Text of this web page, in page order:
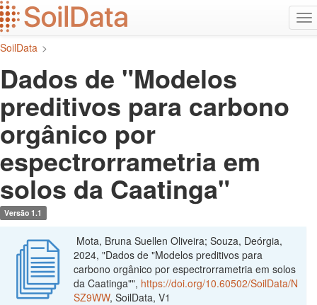
Ir
para
o
conteúdo
SoilData >
Dados de "Modelos
preditivos para carbono
orgânico por
espectrorrametria em
solos da Caatinga"
Versão 1.1
Mota, Bruna Suellen Oliveira; Souza, Deórgia,
2024, "Dados de "Modelos preditivos para
carbono orgânico por espectrorrametria em solos
da Caatinga"", https://doi.org/10.60502/SoilData/N
SZ9WW, SoilData, V1